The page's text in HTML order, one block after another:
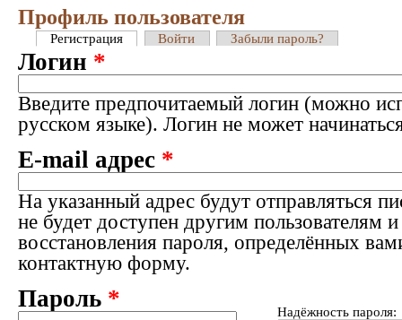
Профиль пользователя
Регистрация Войти Забыли пароль?
Логин *
Введите предпочитаемый логин (можно
русском языке). Логин не может
E-mail адрес *
На указанный адрес будут отправляться
не будет доступен другим пользователям
восстановления пароля, определённых
контактную форму.
Надёжность пароля:
Пароль *